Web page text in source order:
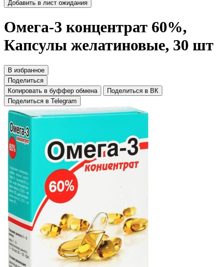
Добавить в лист ожидания
Омега-3 концентрат 60%,
Капсулы желатиновые, 30 шт
В избранное
Поделиться
Копировать в буффер обмена
Поделиться в ВК
Поделиться в Telegram